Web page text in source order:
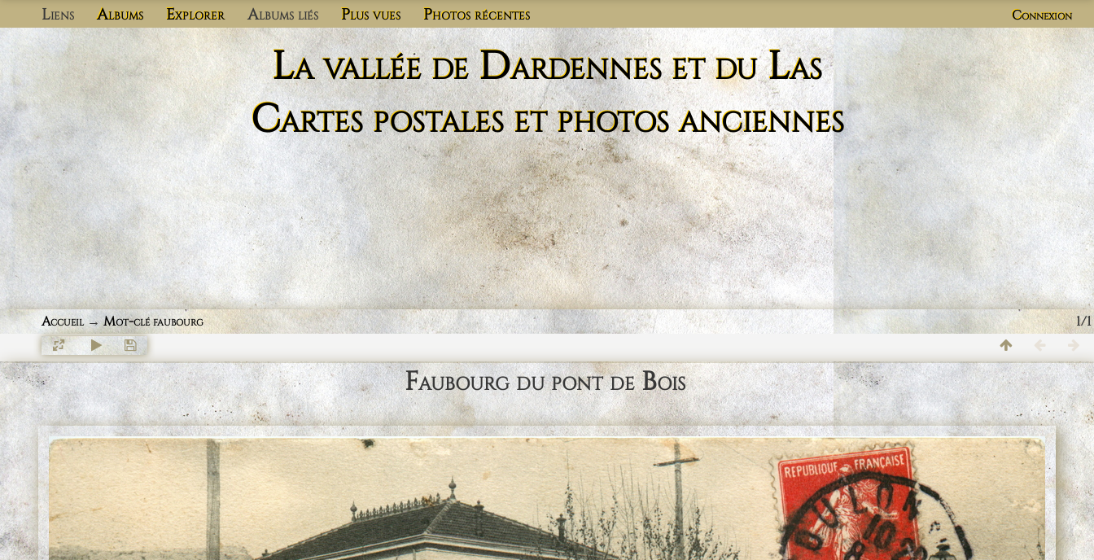
Liens Albums Explorer Albums liés Plus vues Photos récentes Connexion
La vallée de Dardennes et du Las
Cartes postales et photos anciennes
1/1
Accueil→Mot-cléfaubourg
Faubourg du pont de Bois